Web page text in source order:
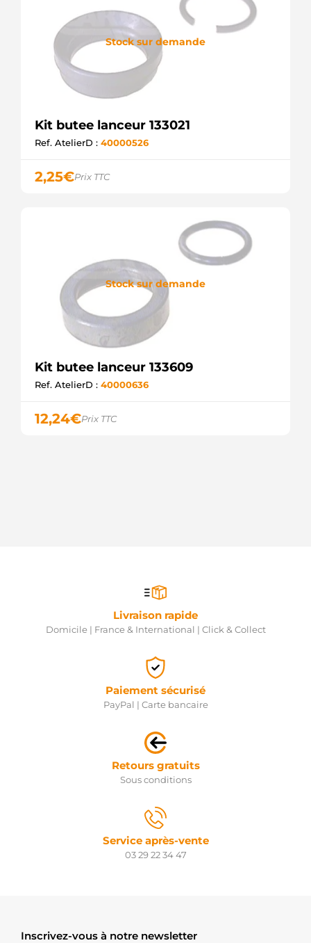
Stock sur demande
Kit butee lanceur 133021
Ref. AtelierD : 40000526
2,25€Prix TTC
Stock sur demande
Kit butee lanceur 133609
Ref. AtelierD : 40000636
12,24€Prix TTC
Livraison rapide
Domicile | France & International | Click & Collect
Paiement sécurisé
PayPal | Carte bancaire
Retours gratuits
Sous conditions
Service après-vente
03 29 22 34 47
Inscrivez-vous à notre newsletter